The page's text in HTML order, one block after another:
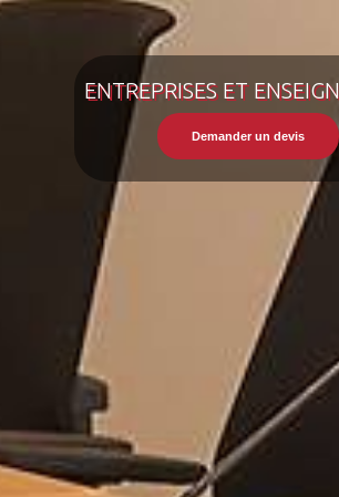
ENTREPRISES ET
Demander un devis